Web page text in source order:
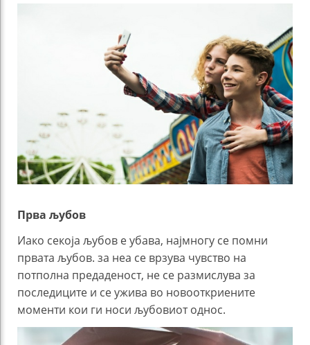
Прва љубов
Иако секоја љубов е убава, најмногу се помни
првата љубов. за неа се врзува чувство на
потполна предаденост, не се размислува за
последиците и се ужива во новооткриените
моменти кои ги носи љубовиот однос.